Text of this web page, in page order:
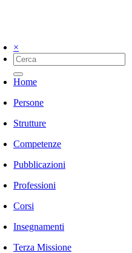
×
Home
Persone
Strutture
Competenze
Pubblicazioni
Professioni
Corsi
Insegnamenti
Terza Missione